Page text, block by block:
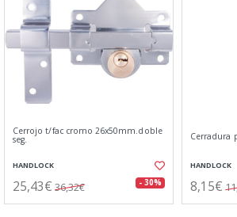
Cerrojo t/fac cromo 26x50mm.doble
seg.
HANDLOCK
25,43€ 36,32€ - 30%
Cerradura
HANDLOCK
8,15€